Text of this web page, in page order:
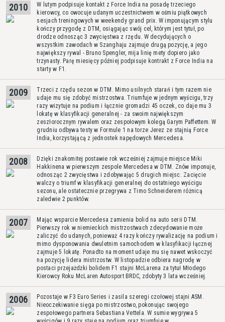
2010
W lutym podpisuje kontakt z Force India na posadę trzeciego
kierowcy, co owocuje udanym uczestnictwem w ośmiu piątkowych
sesjach treningowych w weekendy grand prix. W imponującym stylu
kończy przygodę z DTM, osiągając swój cel, którym jest tytuł, po
drodze odnosząc 3 zwycięstwa z rzędu. W decydujących o
wszystkim zawodach w Szanghaju zajmuje drugą pozycję, a jego
największy rywal - Bruno Spengler, mija linię mety dopiero jako
trzynasty. Parę miesięcy później podpisuje kontrakt z Force India na
starty w F1.
2009
Trzeci z rzędu sezon w DTM. Mimo usilnych starań i tym razem nie
udaje mu się zdobyć mistrzostwa. Triumfuje w jednym wyścigu, trzy
razy wizytuje na podium i łącznie gromadzi 45 oczek, co daje mu 3
lokatę w klasyfikacji generalnej - za swoim największym
zeszłorocznym rywalem oraz zespołowym kolegą Garym Paffettem. W
grudniu odbywa testy w Formule 1 na torze Jerez ze stajnią Force
India, korzystającą z jednostek napędowych Mercedesa.
2008
Dzięki znakomitej postawie rok wcześniej zajmuje miejsce Miki
Hakkinena w pierwszym zespole Mercedesa w DTM. Znów imponuje,
odnosząc 2 zwycięstwa i zdobywając 5 drugich miejsc. Zacięcie
walczy o triumf w klasyfikacji generalnej do ostatniego wyścigu
sezonu, ale ostatecznie przegrywa z Timo Schneiderem różnicą
zaledwie 2 punktów.
2007
Mając wsparcie Mercedesa zamienia bolid na auto serii DTM.
Pierwszy rok w niemieckich mistrzostwach zdecydowanie może
zaliczyć do udanych, ponieważ 4 razy kończy rywalizację na podium i
mimo dysponowania dwuletnim samochodem w klasyfikacji łącznej
zajmuje 5 lokatę. Ponadto na moment udaje mu się nawet wskoczyć
na pozycję lidera mistrzostw. W listopadzie odbiera nagrodę w
postaci przejażdżki bolidem F1 stajni McLarena za tytuł Młodego
Kierowcy Roku McLaren Autosport BRDC, zdobyty 3 lata wcześniej.
2006
Pozostaje w F3 Euro Series i zasila szeregi czołowej stajni ASM.
Nieoczekiwanie sięga po mistrzostwo, pokonując swojego
zespołowego partnera Sebastiana Vettela. W sumie wygrywa 5